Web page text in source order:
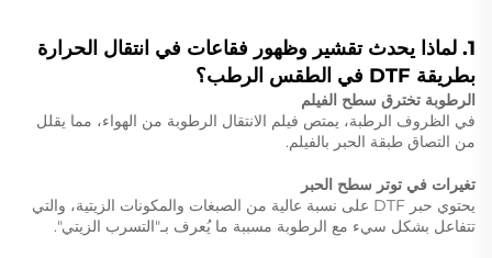
1. لماذا يحدث تقشير وظهور فقاعات في انتقال الحرارة
بطريقة DTF في الطقس الرطب؟
الرطوبة تخترق سطح الفيلم
في الظروف الرطبة، يمتص فيلم الانتقال الرطوبة من الهواء، مما يقلل
من التصاق طبقة الحبر بالفيلم.
تغيرات في توتر سطح الحبر
يحتوي حبر DTF على نسبة عالية من الصبغات والمكونات الزيتية، والتي
تتفاعل بشكل سيء مع الرطوبة مسببة ما يُعرف بـ"التسرب الزيتي".